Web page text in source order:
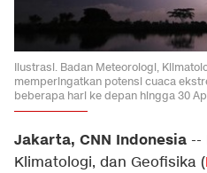
Ilustrasi. Badan Meteorologi,
memperingatkan potensi cuaca
beberapa hari ke depan hingga 30
Jakarta, CNN Indonesia --
Klimatologi, dan Geofisika (